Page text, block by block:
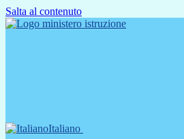
Salta al contenuto
Italiano